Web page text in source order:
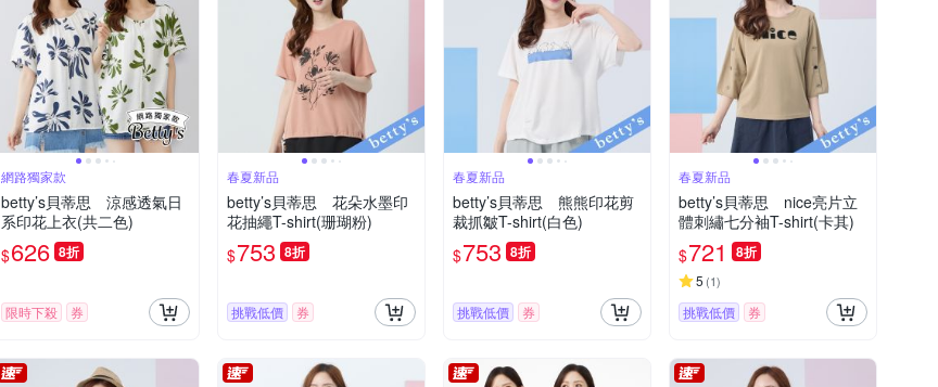
網路獨家款
betty’s貝蒂思 涼感透氣日
系印花上衣(共二色)
$626 8折
限時下殺 券
春夏新品
betty’s貝蒂思 花朵水墨印
花抽繩T-shirt(珊瑚粉)
$753 8折
挑戰低價 券
春夏新品
betty’s貝蒂思 熊熊印花剪
裁抓皺T-shirt(白色)
$753 8折
挑戰低價 券
春夏新品
betty’s貝蒂思 nice亮片立
體刺繡七分袖T-shirt(卡其)
$721 8折
5 (1)
挑戰低價 券